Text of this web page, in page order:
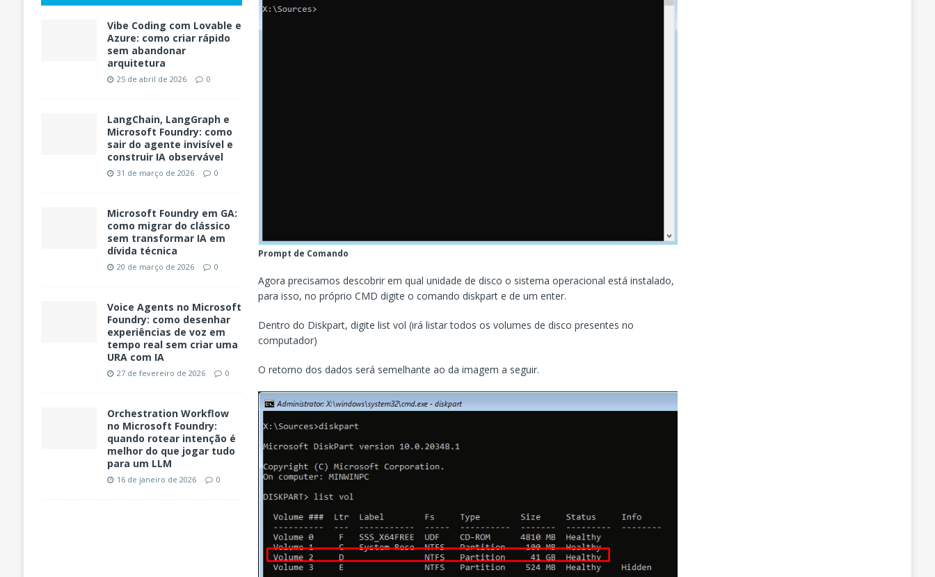
Prompt de Comando
Agora precisamos descobrir em qual unidade de disco o sistema operacional está instalado,
para isso, no próprio CMD digite o comando diskpart e de um enter.
Dentro do Diskpart, digite list vol (irá listar todos os volumes de disco presentes no
computador)
O retorno dos dados será semelhante ao da imagem a seguir.
Vibe Coding com Lovable e
Azure: como criar rápido
sem abandonar
arquitetura
25 de abril de 2026 0
LangChain, LangGraph e
Microsoft Foundry: como
sair do agente invisível e
construir IA observável
31 de março de 2026 0
Microsoft Foundry em GA:
como migrar do clássico
sem transformar IA em
dívida técnica
20 de março de 2026 0
Voice Agents no Microsoft
Foundry: como desenhar
experiências de voz em
tempo real sem criar uma
URA com IA
27 de fevereiro de 2026 0
Orchestration Workflow
no Microsoft Foundry:
quando rotear intenção é
melhor do que jogar tudo
para um LLM
16 de janeiro de 2026 0